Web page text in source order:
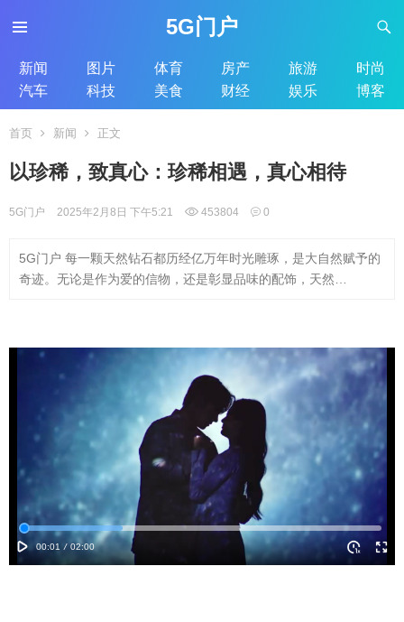
5G门户
新闻 图片 体育 房产 旅游
时尚
汽车
科技 美食 财经 娱乐 博客
首页 新闻 正文
以珍稀，致真心：珍稀相遇，真心相待
5G门户 2025年2月8日 下午5:21 453804 0
5G门户 每一颗天然钻石都历经亿万年时光雕琢，是大自然赋予的
奇迹。无论是作为爱的信物，还是彰显品味的配饰，天然…